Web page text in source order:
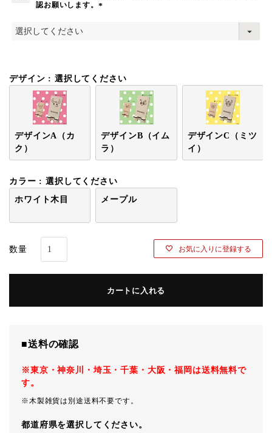
認お願いします。
デザイン 選択してください
デザインA（カ
ク）
デザインB（イム
ラ）
デザインC（ミツ
イ）
カラー
選択してください
ホワイト木目
メープル
お気に入りに登録する
カートに入れる
■送料の確認
※東京・神奈川・埼玉・千葉・大阪・福岡は送料無料で
す。
※木製雑貨は別途送料不要です。
都道府県を選択してください。